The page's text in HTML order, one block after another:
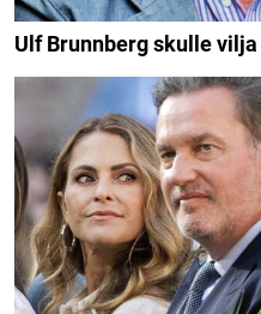
Ulf Brunnberg skulle